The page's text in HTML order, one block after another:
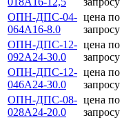
ОПН-ДПС-04-
064А16-8.0
цена по
запросу
ОПН-ДПС-12-
092А24-30.0
цена по
запросу
ОПН-ДПС-12-
046А24-30.0
цена по
запросу
ОПН-ДПС-08-
028А24-20.0
цена по
запросу